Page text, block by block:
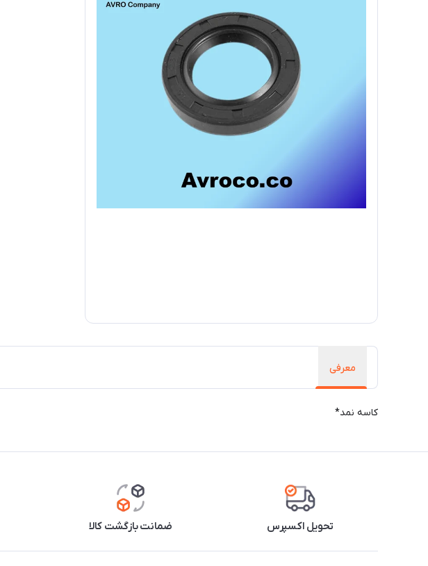
معرفی
کاسه نمد*
تحویل اکسپرس ضمانت بازگشت کالا